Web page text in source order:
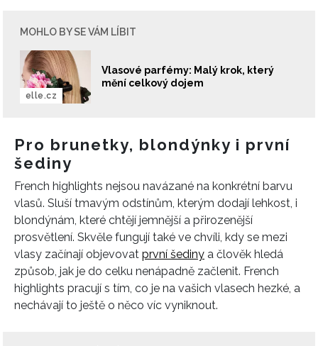
REDAKCE
MOHLO BY SE VÁM LÍBIT
Vlasové parfémy: Malý krok, který
mění celkový dojem
elle.cz
Pro brunetky, blondýnky i první
šediny
French highlights nejsou navázané na konkrétní barvu
vlasů. Sluší tmavým odstínům, kterým dodají lehkost, i
blondýnám, které chtějí jemnější a přirozenější
prosvětlení. Skvěle fungují také ve chvíli, kdy se mezi
vlasy začínají objevovat první šediny a člověk hledá
způsob, jak je do celku nenápadně začlenit. French
highlights pracují s tím, co je na vašich vlasech hezké, a
nechávají to ještě o něco víc vyniknout.